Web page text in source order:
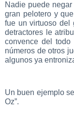
Nadie puede
gran pelotero y
fue un virtuoso del
detractores le
convence del
números de otros
algunos ya
Un buen ejemplo
Oz”.